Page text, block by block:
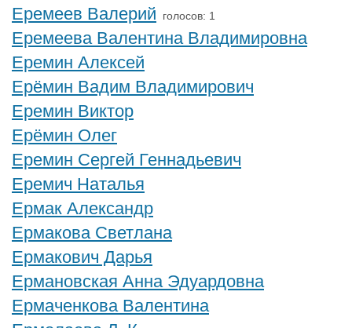
Еремеев Валерий голосов: 1
Еремеева Валентина Владимировна
Еремин Алексей
Ерёмин Вадим Владимирович
Еремин Виктор
Ерёмин Олег
Еремин Сергей Геннадьевич
Еремич Наталья
Ермак Александр
Ермакова Светлана
Ермакович Дарья
Ермановская Анна Эдуардовна
Ермаченкова Валентина